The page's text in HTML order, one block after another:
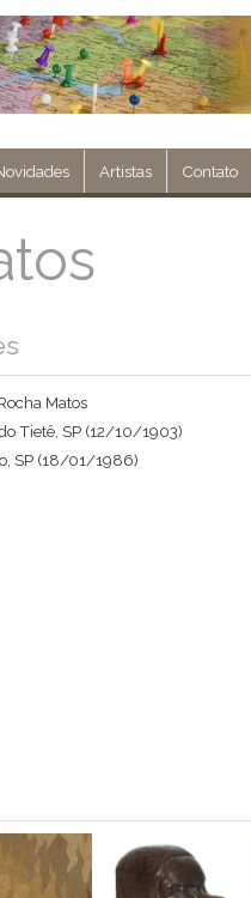
Artistas Contato
Matos
Tietê, SP (12/10/1903)
SP (18/01/1986)